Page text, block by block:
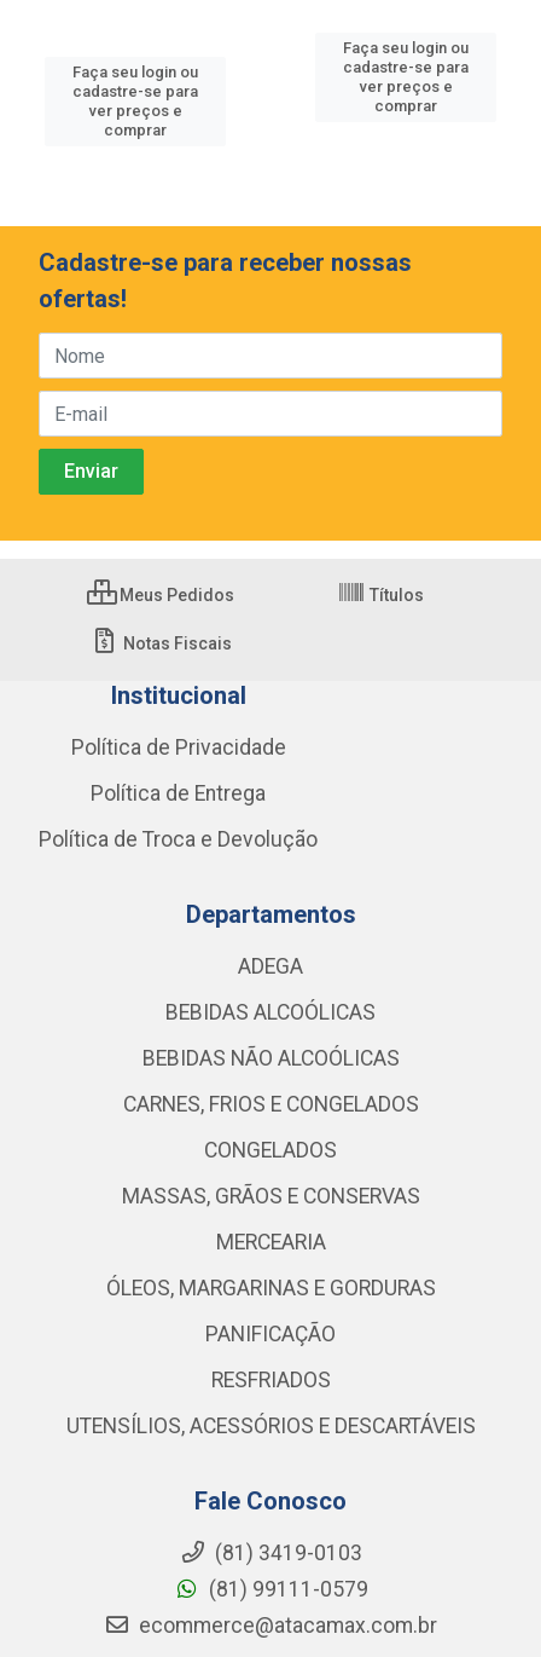
Faça seu login ou
cadastre-se para
ver preços e
comprar
Faça seu login ou
cadastre-se para
ver preços e
comprar
Cadastre-se para receber nossas
ofertas!
Meus Pedidos Títulos
Notas Fiscais
Institucional
Política de Privacidade
Política de Entrega
Política de Troca e Devolução
Departamentos
ADEGA
BEBIDAS ALCOÓLICAS
BEBIDAS NÃO ALCOÓLICAS
CARNES, FRIOS E CONGELADOS
CONGELADOS
MASSAS, GRÃOS E CONSERVAS
MERCEARIA
ÓLEOS, MARGARINAS E GORDURAS
PANIFICAÇÃO
RESFRIADOS
UTENSÍLIOS, ACESSÓRIOS E DESCARTÁVEIS
Fale Conosco
(81) 3419-0103
(81) 99111-0579
ecommerce@atacamax.com.br